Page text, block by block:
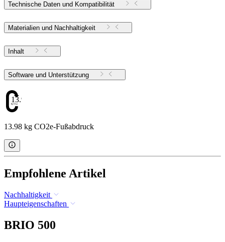
Technische Daten und Kompatibilität
Materialien und Nachhaltigkeit
Inhalt
Software und Unterstützung
13.98
13.98 kg CO2e-Fußabdruck
Empfohlene Artikel
Nachhaltigkeit
Haupteigenschaften
BRIO 500